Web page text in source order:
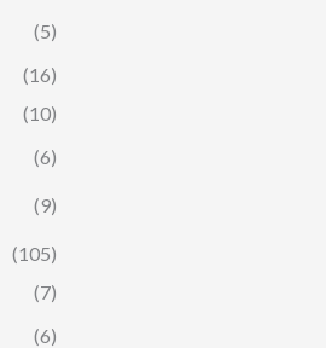
(5)
(16)
(10)
(6)
(9)
(105)
(7)
(6)